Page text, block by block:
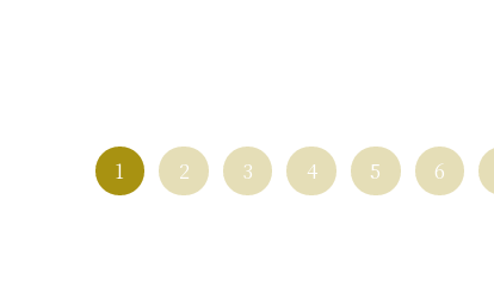
1 2 3 4 5 6